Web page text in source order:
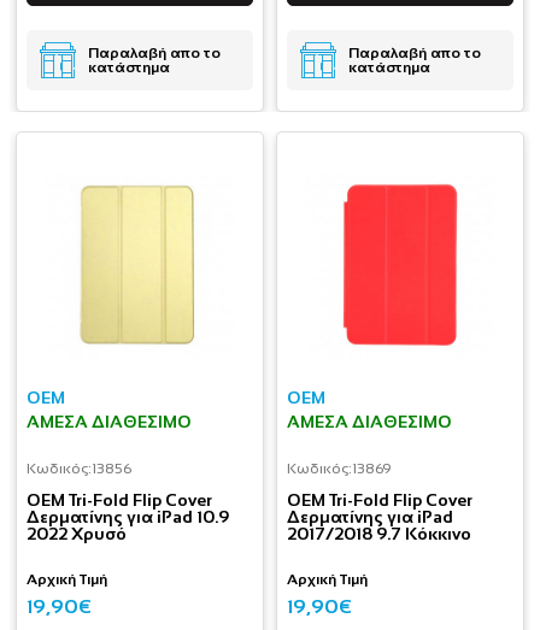
Παραλαβή απο το
κατάστημα
Παραλαβή απο το
κατάστημα
OEM
ΆΜΕΣΑ ΔΙΑΘΈΣΙΜΟ
Κωδικός:13856
OEM Tri-Fold Flip Cover
Δερματίνης για iPad 10.9
2022 Χρυσό
Αρχική Τιμή
19,90€
OEM
ΆΜΕΣΑ ΔΙΑΘΈΣΙΜΟ
Κωδικός:13869
OEM Tri-Fold Flip Cover
Δερματίνης για iPad
2017/2018 9.7 Κόκκινο
Αρχική Τιμή
19,90€